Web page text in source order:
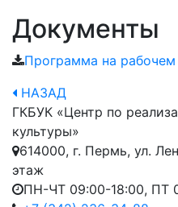
Документы
Программа на
НАЗАД
ГКБУК «Центр по
культуры»
614000, г. Пермь, ул.
этаж
ПН-ЧТ 09:00-18:00, ПТ